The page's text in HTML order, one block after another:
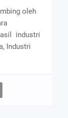
oleh
industri
Industri